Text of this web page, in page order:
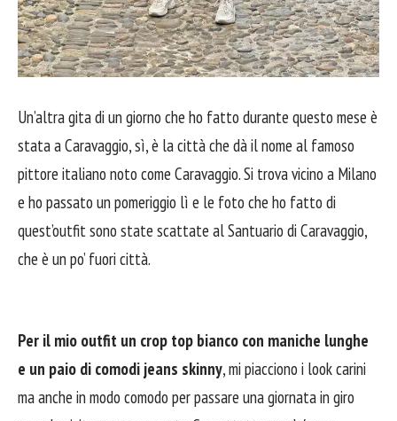
Un’altra gita di un giorno che ho fatto durante questo mese è
stata a Caravaggio, sì, è la città che dà il nome al famoso
pittore italiano noto come Caravaggio. Si trova vicino a Milano
e ho passato un pomeriggio lì e le foto che ho fatto di
quest’outfit sono state scattate al Santuario di Caravaggio,
che è un po’ fuori città.
Per il mio outfit un crop top bianco con maniche lunghe
e un paio di comodi jeans skinny, mi piacciono i look carini
ma anche in modo comodo per passare una giornata in giro